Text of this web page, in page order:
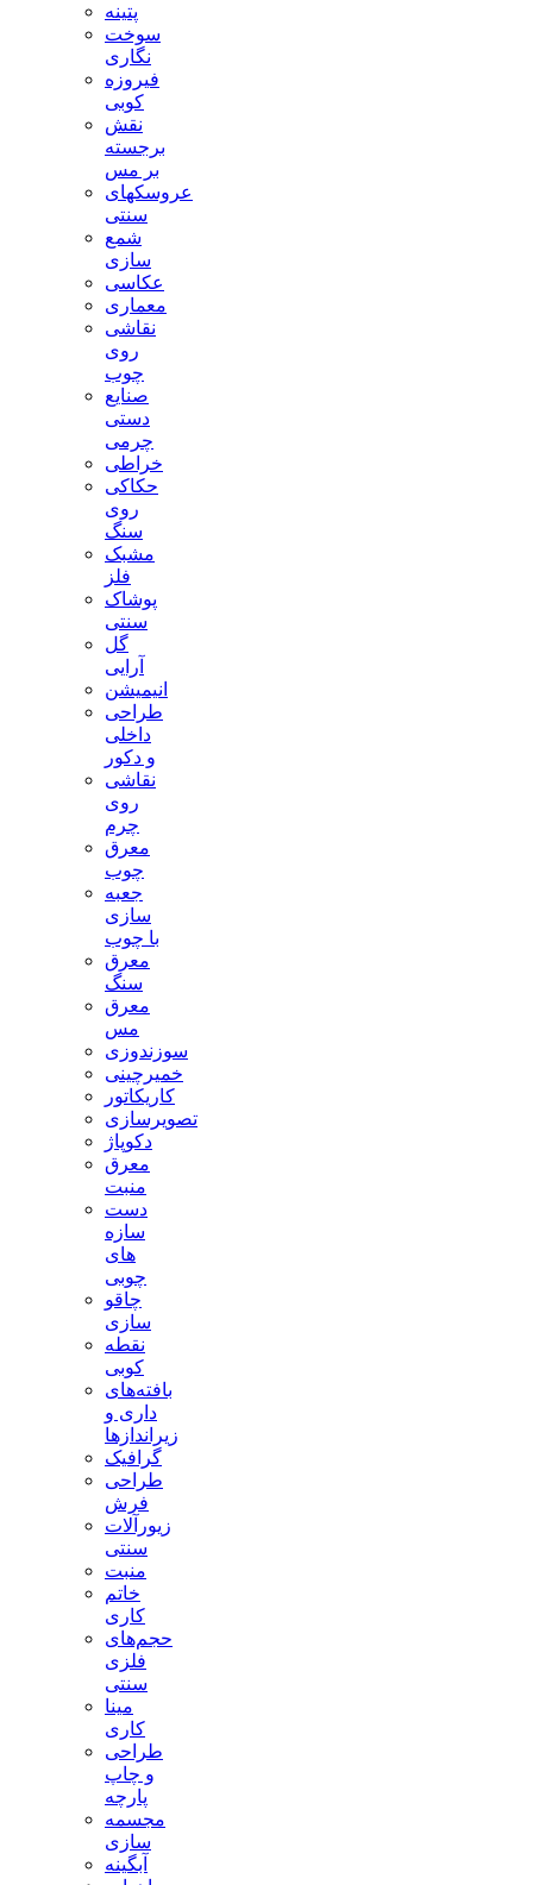
پتینه
سوخت
نگاری
فیروزه
کوبی
نقش
برجسته
بر مس
عروسکهای
سنتی
شمع
سازی
عکاسی
معماری
نقاشی
روی
چوب
صنایع
دستی
چرمی
خراطی
حکاکی
روی
سنگ
مشبک
فلز
پوشاک
سنتی
گل
آرایی
انیمیشن
طراحی
داخلی
و دکور
نقاشی
روی
چرم
معرق
چوب
جعبه
سازی
با چوب
معرق
سنگ
معرق
مس
سوزندوزی
خمیرچینی
کاریکاتور
تصویرسازی
دکوپاژ
معرق
منبت
دست
سازه
های
چوبی
چاقو
سازی
نقطه
کوبی
بافته‌های
داری و
زیراندازها
گرافیک
طراحی
فرش
زیورآلات
سنتی
منبت
خاتم
کاری
حجم‌های
فلزی
سنتی
مینا
کاری
طراحی
و چاپ
پارچه
مجسمه
سازی
آبگینه